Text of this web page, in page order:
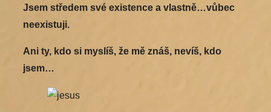
Jsem středem své existence a vlastně…vůbec
neexistuji.
Ani ty, kdo si myslíš, že mě znáš, nevíš, kdo
jsem…